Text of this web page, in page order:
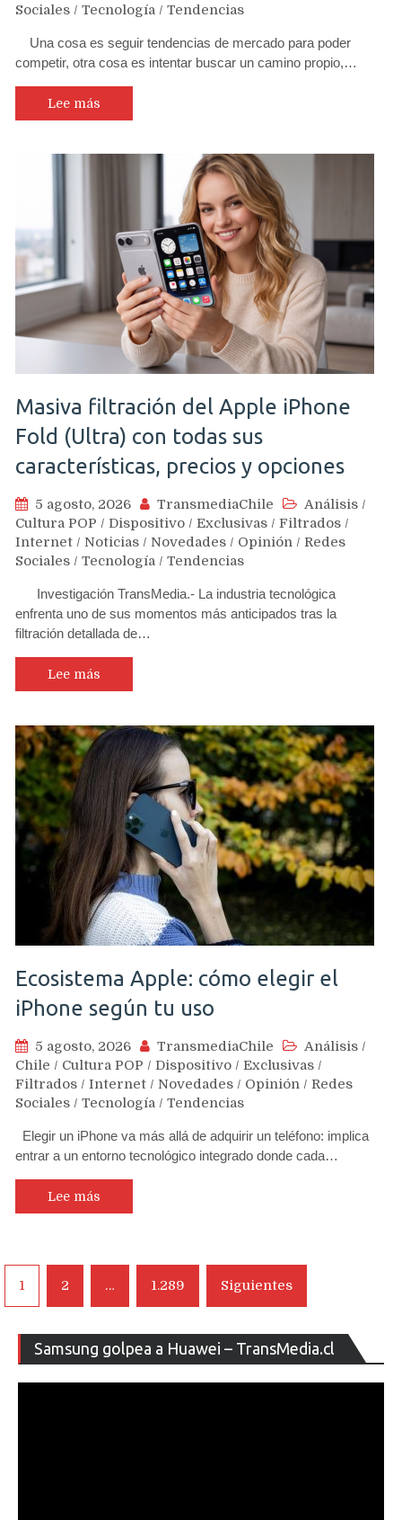
Sociales / Tecnología / Tendencias
Una cosa es seguir tendencias de mercado para poder
competir, otra cosa es intentar buscar un camino propio,…
Lee más
Masiva filtración del Apple iPhone
Fold (Ultra) con todas sus
características, precios y opciones
5 agosto, 2026 TransmediaChile Análisis /
Cultura POP / Dispositivo / Exclusivas / Filtrados /
Internet / Noticias / Novedades / Opinión / Redes
Sociales / Tecnología / Tendencias
Investigación TransMedia.- La industria tecnológica
enfrenta uno de sus momentos más anticipados tras la
filtración detallada de…
Lee más
Ecosistema Apple: cómo elegir el
iPhone según tu uso
5 agosto, 2026 TransmediaChile Análisis /
Chile / Cultura POP / Dispositivo / Exclusivas /
Filtrados / Internet / Novedades / Opinión / Redes
Sociales / Tecnología / Tendencias
Elegir un iPhone va más allá de adquirir un teléfono: implica
entrar a un entorno tecnológico integrado donde cada…
Lee más
Navegación
de
entradas
1 2 … 1.289 Siguientes
Samsung golpea a Huawei – TransMedia.cl
de